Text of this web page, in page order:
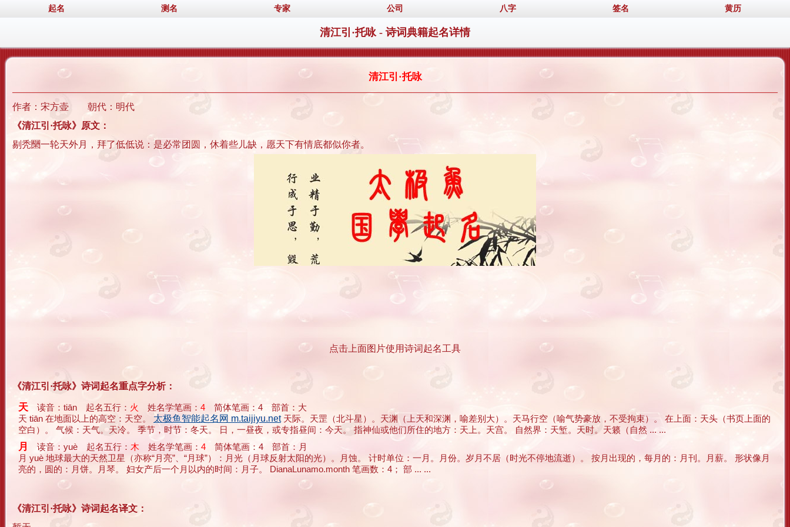
起名 测名 专家 公司 八字 签名 黄历
清江引·托咏 - 诗词典籍起名详情
清江引·托咏
作者：宋方壶 朝代：明代
《清江引·托咏》原文：
剔秃圞一轮天外月，拜了低低说：是必常团圆，休着些儿缺，愿天下有情底都似你者。
点击上面图片使用诗词起名工具
《清江引·托咏》诗词起名重点字分析：
天 读音：tiān 起名五行： 火 姓名学笔画： 4 简体笔画：4 部首：大
天 tiān 在地面以上的高空：天空。 太极鱼智能起名网 m.taijiyu.net天际。天罡（北斗星）。天渊（上天和深渊，喻差别大）。天马行空（喻气势豪放，不受拘束）。 在上面：天头（书页上面的
空白）。 气候：天气。天冷。 季节，时节：冬天。 日，一昼夜，或专指昼间：今天。 指神仙或他们所住的地方：天上。天宫。 自然界：天堑。天时。天籁（自然 ... ...
月 读音：yuè 起名五行： 木 姓名学笔画： 4 简体笔画：4 部首：月
月 yuè 地球最大的天然卫星（亦称“月亮”、“月球”）：月光（月球反射太阳的光）。月蚀。 计时单位：一月。月份。岁月不居（时光不停地流逝）。 按月出现的，每月的：月刊。月薪。 形状像月
亮的，圆的：月饼。月琴。 妇女产后一个月以内的时间：月子。 DianaLunamo.month 笔画数：4； 部 ... ...
《清江引·托咏》诗词起名译文：